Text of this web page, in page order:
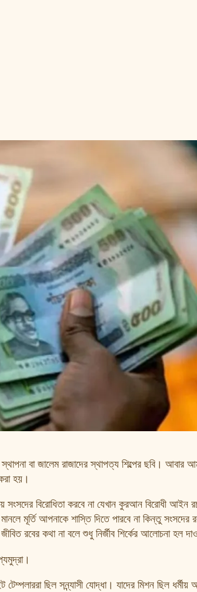
বা জালেম রাজাদের স্থাপত্য শিল্পের ছবি। আবার
হয়।
সংসদের বিরোধিতা করবে না যেখান কুরআন বিরোধী আইন
মানলে মূর্তি আপনাকে শাস্তি দিতে পারবে না কিন্তু
রবের কথা না বলে শুধু নির্জীব শির্কের আলোচনা হল
ছিল সন্ন্যাসী যোদ্ধা। যাদের মিশন ছিল ধর্মীয়